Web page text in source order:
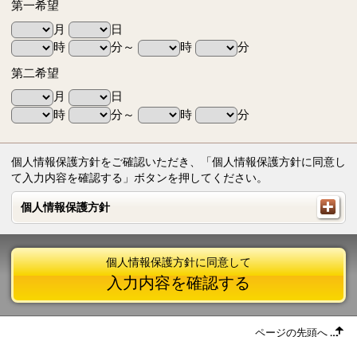
第一希望
月
日
時
分～ 時
分
第二希望
月
日
時
分～ 時 分
個人情報保護方針をご確認いただき、「個人情報保護方針に同意し
て入力内容を確認する」ボタンを押してください。
個人情報保護方針
個人情報保護方針
個人情報保護方針に同意して
入力内容を確認する
ページの先頭へ